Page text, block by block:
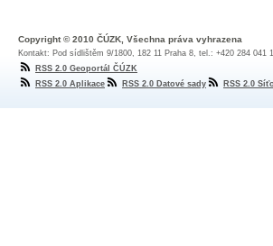
Copyright © 2010 ČÚZK, Všechna práva vyhrazena
Kontakt: Pod sídlištěm 9/1800, 182 11 Praha 8, tel.: +420 284 041
RSS 2.0 Geoportál ČÚZK
RSS 2.0 Aplikace
RSS 2.0 Datové sady RSS 2.0